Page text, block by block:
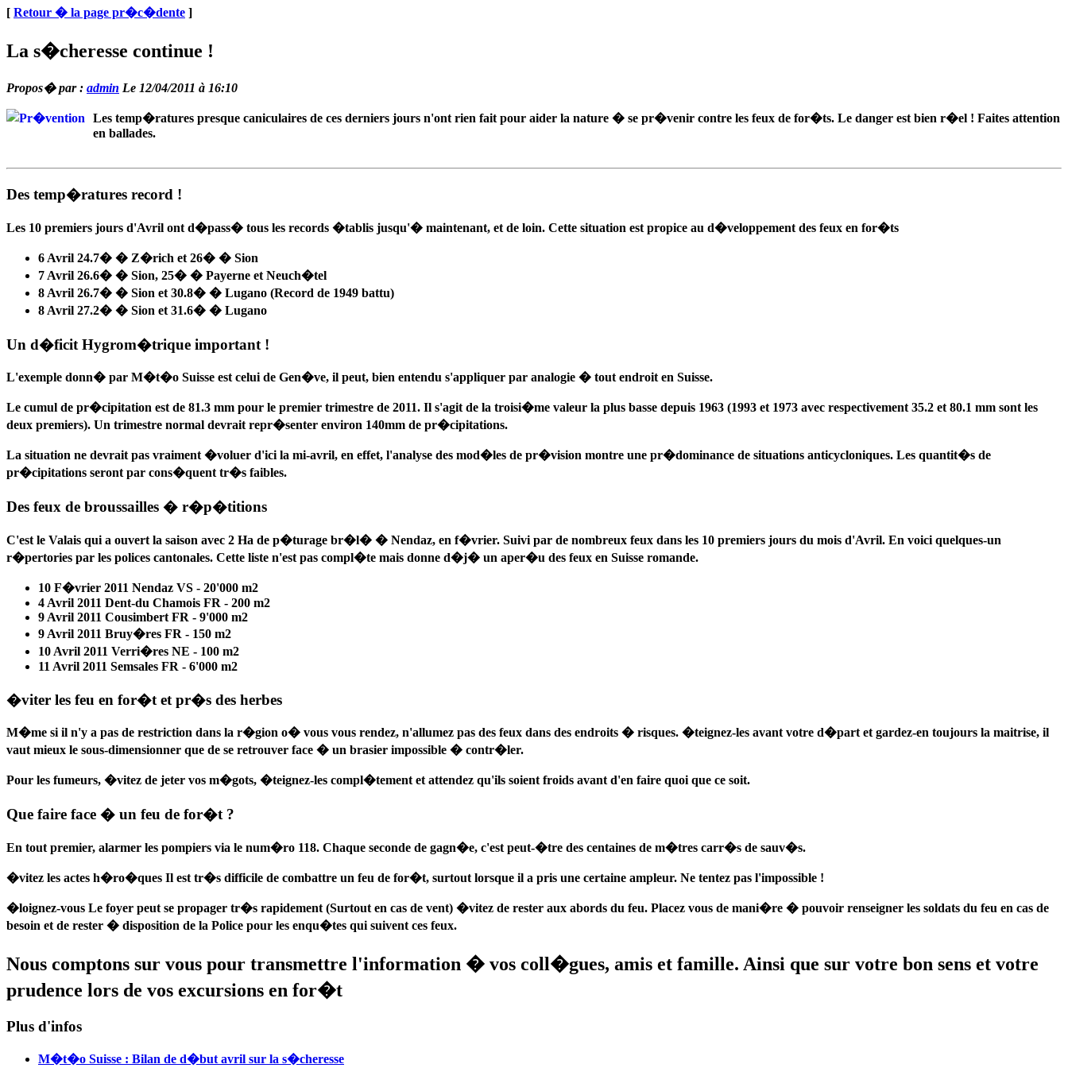
[ Retour � la page pr�c�dente ]
La s�cheresse continue !
Propos� par : admin Le 12/04/2011 à 16:10
Les temp�ratures presque caniculaires de ces derniers jours n'ont rien fait pour aider la nature � se pr�venir contre les feux de for�ts. Le danger est bien r�el ! Faites attention
en ballades.
Des temp�ratures record !
Les 10 premiers jours d'Avril ont d�pass� tous les records �tablis jusqu'� maintenant, et de loin. Cette situation est propice au d�veloppement des feux en for�ts
6 Avril 24.7� � Z�rich et 26� � Sion
7 Avril 26.6� � Sion, 25� � Payerne et Neuch�tel
8 Avril 26.7� � Sion et 30.8� � Lugano (Record de 1949 battu)
8 Avril 27.2� � Sion et 31.6� � Lugano
Un d�ficit Hygrom�trique important !
L'exemple donn� par M�t�o Suisse est celui de Gen�ve, il peut, bien entendu s'appliquer par analogie � tout endroit en Suisse.
Le cumul de pr�cipitation est de 81.3 mm pour le premier trimestre de 2011. Il s'agit de la troisi�me valeur la plus basse depuis 1963 (1993 et 1973 avec respectivement 35.2 et 80.1 mm sont les
deux premiers). Un trimestre normal devrait repr�senter environ 140mm de pr�cipitations.
La situation ne devrait pas vraiment �voluer d'ici la mi-avril, en effet, l'analyse des mod�les de pr�vision montre une pr�dominance de situations anticycloniques. Les quantit�s de
pr�cipitations seront par cons�quent tr�s faibles.
Des feux de broussailles � r�p�titions
C'est le Valais qui a ouvert la saison avec 2 Ha de p�turage br�l� � Nendaz, en f�vrier. Suivi par de nombreux feux dans les 10 premiers jours du mois d'Avril. En voici quelques-un
r�pertories par les polices cantonales. Cette liste n'est pas compl�te mais donne d�j� un aper�u des feux en Suisse romande.
10 F�vrier 2011 Nendaz VS - 20'000 m2
4 Avril 2011 Dent-du Chamois FR - 200 m2
9 Avril 2011 Cousimbert FR - 9'000 m2
9 Avril 2011 Bruy�res FR - 150 m2
10 Avril 2011 Verri�res NE - 100 m2
11 Avril 2011 Semsales FR - 6'000 m2
�viter les feu en for�t et pr�s des herbes
M�me si il n'y a pas de restriction dans la r�gion o� vous vous rendez, n'allumez pas des feux dans des endroits � risques. �teignez-les avant votre d�part et gardez-en toujours la maitrise, il
vaut mieux le sous-dimensionner que de se retrouver face � un brasier impossible � contr�ler.
Pour les fumeurs, �vitez de jeter vos m�gots, �teignez-les compl�tement et attendez qu'ils soient froids avant d'en faire quoi que ce soit.
Que faire face � un feu de for�t ?
En tout premier, alarmer les pompiers via le num�ro 118. Chaque seconde de gagn�e, c'est peut-�tre des centaines de m�tres carr�s de sauv�s.
�vitez les actes h�ro�ques Il est tr�s difficile de combattre un feu de for�t, surtout lorsque il a pris une certaine ampleur. Ne tentez pas l'impossible !
�loignez-vous Le foyer peut se propager tr�s rapidement (Surtout en cas de vent) �vitez de rester aux abords du feu. Placez vous de mani�re � pouvoir renseigner les soldats du feu en cas de
besoin et de rester � disposition de la Police pour les enqu�tes qui suivent ces feux.
Nous comptons sur vous pour transmettre l'information � vos coll�gues, amis et famille. Ainsi que sur votre bon sens et votre
prudence lors de vos excursions en for�t
Plus d'infos
M�t�o Suisse : Bilan de d�but avril sur la s�cheresse